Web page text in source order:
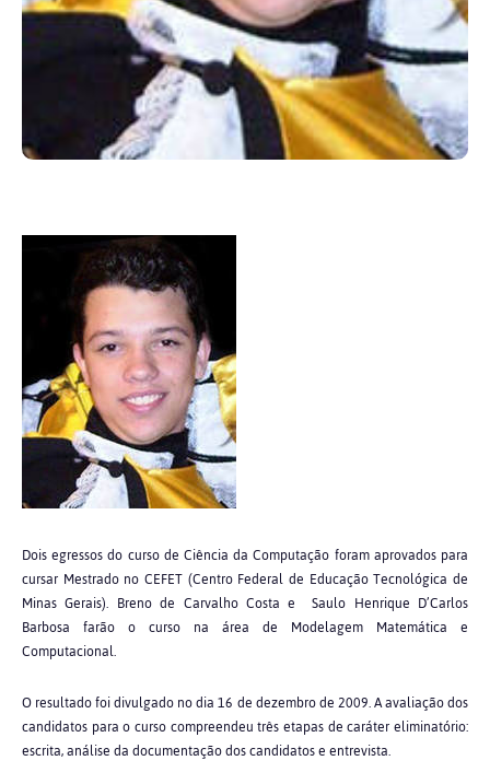
Dois egressos do curso de Ciência da Computação foram aprovados para
cursar Mestrado no CEFET (Centro Federal de Educação Tecnológica de
Minas Gerais). Breno de Carvalho Costa e Saulo Henrique D’Carlos
Barbosa farão o curso na área de Modelagem Matemática e
Computacional.
O resultado foi divulgado no dia 16 de dezembro de 2009. A avaliação dos
candidatos para o curso compreendeu três etapas de caráter eliminatório:
escrita, análise da documentação dos candidatos e entrevista.